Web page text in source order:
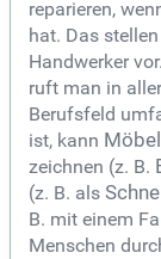
reparieren,
hat. Das
Handwerker
ruft man in
Berufsfeld
ist, kann Möbel
zeichnen (z. B.
(z. B. als
B. mit einem
Menschen